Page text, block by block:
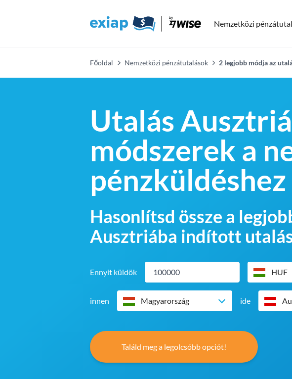
Nemzetközi
Főoldal Nemzetközi pénzátutalások 2 legjobb módja az
Utalás
módszerek a
pénzküldéshez
Hasonlítsd össze a
Ausztriába indított
Ennyit küldök HUF
innen Magyarország ide
Találd meg a legolcsóbb opciót!